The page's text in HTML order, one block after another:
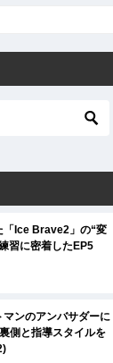
「Ice Brave2」の“変
習に密着したEP5
ンのアンバサダーに
側と指導スタイルを